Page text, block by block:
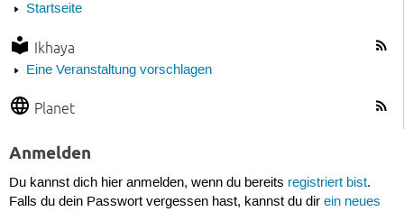
Startseite
Ikhaya
Eine Veranstaltung vorschlagen
Planet
Anmelden
Du kannst dich hier anmelden, wenn du bereits registriert bist.
Falls du dein Passwort vergessen hast, kannst du dir ein neues